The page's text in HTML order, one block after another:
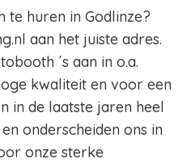
te huren in Godlinze?
aan het juiste adres.
´s aan in o.a.
kwaliteit en voor een
in de laatste jaren heel
onderscheiden ons in
onze sterke